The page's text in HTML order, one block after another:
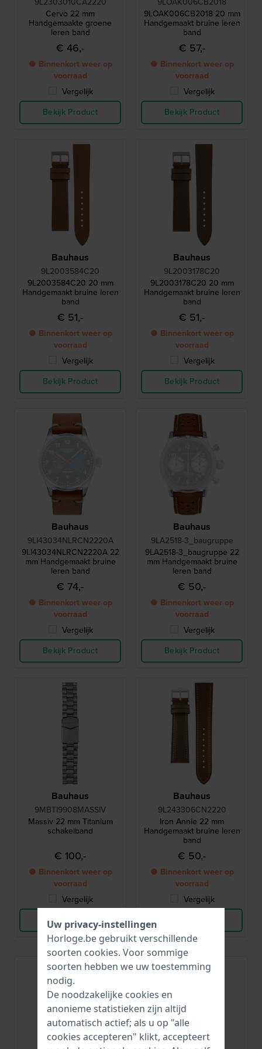
Cervo 22 mm
Handgemaakte groene
leren band
€ 46,-
● Binnenkort weer op
voorraad
Vergelijk
Bekijk Product
9LOAK006CB2018 20 mm
Handgemaakt bruine leren
band
€ 57,-
● Binnenkort weer op
voorraad
Vergelijk
Bekijk Product
Bauhaus
9L2003584C20
9L2003584C20 20 mm
Handgemaakt bruine leren
band
€ 51,-
● Binnenkort weer op
voorraad
Vergelijk
Bekijk Product
Bauhaus
9L2003178C20
9L2003178C20 20 mm
Handgemaakt bruine leren
band
€ 51,-
● Binnenkort weer op
voorraad
Vergelijk
Bekijk Product
Bauhaus
9LI43034NLRCN2220A
9LI43034NLRCN2220A 22
mm Handgemaakt bruine
leren band
€ 74,-
● Binnenkort weer op
voorraad
Vergelijk
Bekijk Product
Bauhaus
9LA2518-3_baugruppe
9LA2518-3_baugruppe 22
mm Handgemaakt bruine
leren band
€ 50,-
● Binnenkort weer op
voorraad
Vergelijk
Bekijk Product
Bauhaus
9MBTI9908MASSIV
Massiv 22 mm Titanium
schakelband
€ 100,-
● Binnenkort weer op
voorraad
Vergelijk
Bekijk Product
Bauhaus
9L243306CN2220
Iron Annie 22 mm
Handgemaakt bruine leren
band
€ 50,-
● Binnenkort weer op
voorraad
Vergelijk
Uw privacy-instellingen
Horloge.be gebruikt verschillende
soorten cookies. Voor sommige
soorten hebben we uw toestemming
nodig.
De noodzakelijke cookies en
anonieme statistieken zijn altijd
automatisch actief; als u op "alle
cookies accepteren" klikt, accepteert